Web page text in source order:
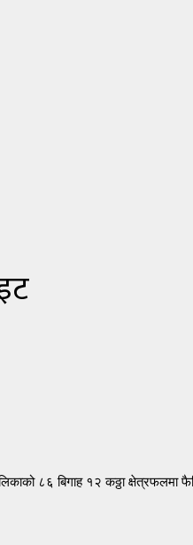
८६ बिगाह १२ कठ्ठा